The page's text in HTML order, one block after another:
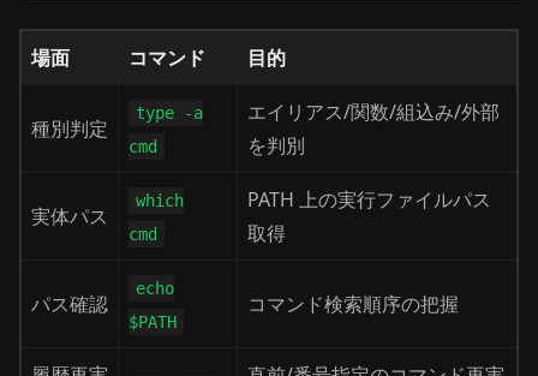
場面 コマンド 目的
種別判定
type -a
cmd
エイリアス/関数/組込み/外部
を判別
実体パス
which
cmd
PATH 上の実行ファイルパス
取得
パス確認
echo
$PATH
コマンド検索順序の把握